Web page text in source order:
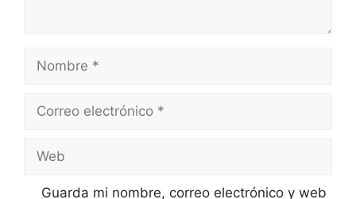
Nombre
Correo
Web
Guarda mi nombre, correo electrónico y web